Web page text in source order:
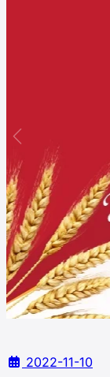
2022-11-10